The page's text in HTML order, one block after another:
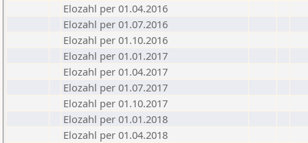
Elozahl per 01.04.2016
Elozahl per 01.07.2016
Elozahl per 01.10.2016
Elozahl per 01.01.2017
Elozahl per 01.04.2017
Elozahl per 01.07.2017
Elozahl per 01.10.2017
Elozahl per 01.01.2018
Elozahl per 01.04.2018